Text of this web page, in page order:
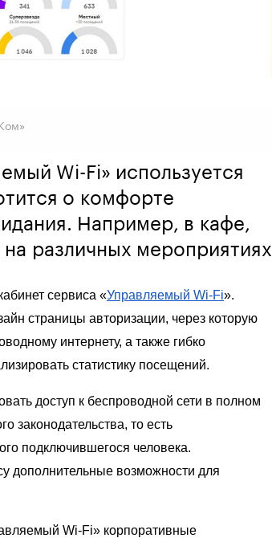
Wi-Fi» используется
о комфорте
Например, в кафе,
различных мероприятиях
сервиса «Управляемый Wi-Fi».
страницы авторизации, через которую
интернету, а также гибко
статистику посещений.
доступ к беспроводной сети в полном
законодательства, то есть
подключившегося человека.
дополнительные возможности для
Wi-Fi» корпоративные